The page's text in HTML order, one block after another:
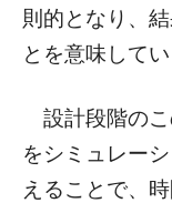
則的となり、
とを意味してい
設計段階の
をシミュレー
えることで、